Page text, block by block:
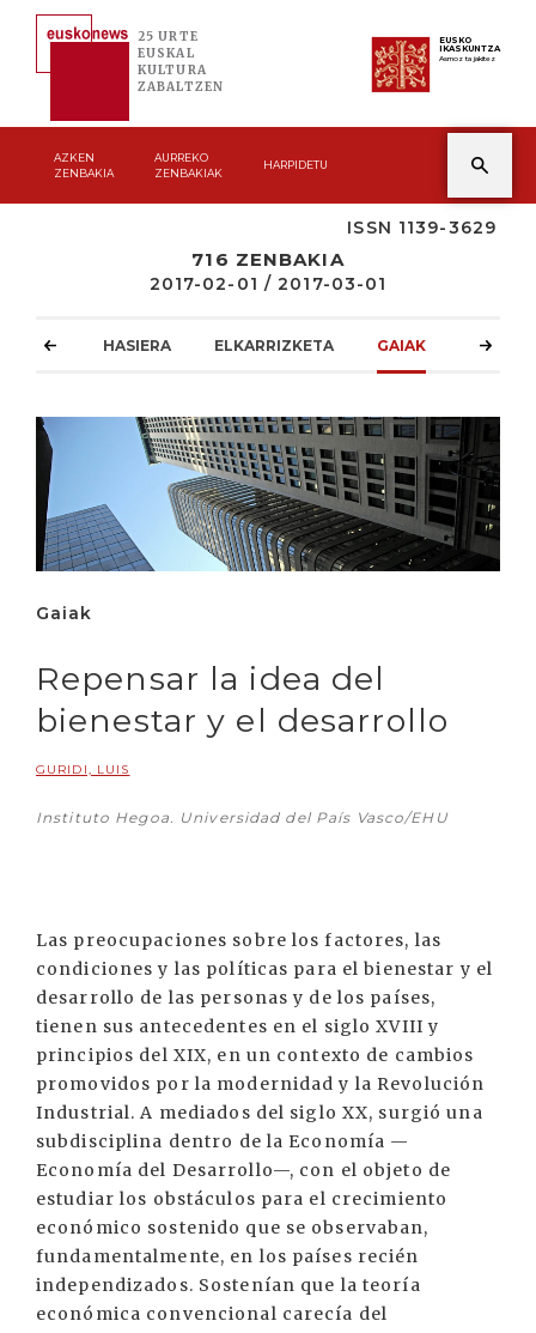
25 URTE
EUSKAL
KULTURA
ZABALTZEN
EUSKO
IKASKUNTZA
Asmoz ta jakitez
AZKEN
ZENBAKIA
AURREKO
ZENBAKIAK
HARPIDETU
ISSN 1139-3629
716 ZENBAKIA
2017-02-01 / 2017-03-01
HASIERA ELKARRIZKETA GAIAK
Gaiak
Repensar la idea del
bienestar y el desarrollo
GURIDI, LUIS
Instituto Hegoa. Universidad del País Vasco/EHU
Las preocupaciones sobre los factores, las
condiciones y las políticas para el bienestar y el
desarrollo de las personas y de los países,
tienen sus antecedentes en el siglo XVIII y
principios del XIX, en un contexto de cambios
promovidos por la modernidad y la Revolución
Industrial. A mediados del siglo XX, surgió una
subdisciplina dentro de la Economía —
Economía del Desarrollo—, con el objeto de
estudiar los obstáculos para el crecimiento
económico sostenido que se observaban,
fundamentalmente, en los países recién
independizados. Sostenían que la teoría
económica convencional carecía del